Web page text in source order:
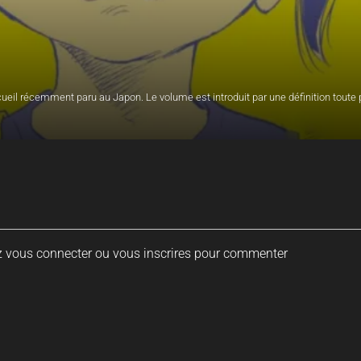
récemment paru au Japon. Le volume est introduit par une définition toute
récemment paru au Japon. Le volume est introduit par une définition toute
récemment paru au Japon. Le volume est introduit par une définition toute
vous connecter ou vous inscrires pour commenter